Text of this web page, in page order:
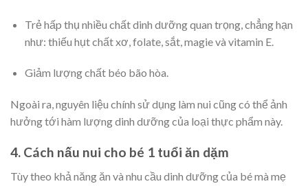
Trẻ hấp thụ nhiều chất dinh dưỡng quan trọng, chẳng hạn
như: thiếu hụt chất xơ, folate, sắt, magie và vitamin E.
Giảm lượng chất béo bão hòa.
Ngoài ra, nguyên liệu chính sử dụng làm nui cũng có thể ảnh
hưởng tới hàm lượng dinh dưỡng của loại thực phẩm này.
4. Cách nấu nui cho bé 1 tuổi ăn dặm
Tùy theo khả năng ăn và nhu cầu dinh dưỡng của bé mà mẹ